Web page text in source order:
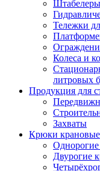
Тележки
Колеса и
литровых
Продукция для
Захваты
Крюки крановые
Двурогие